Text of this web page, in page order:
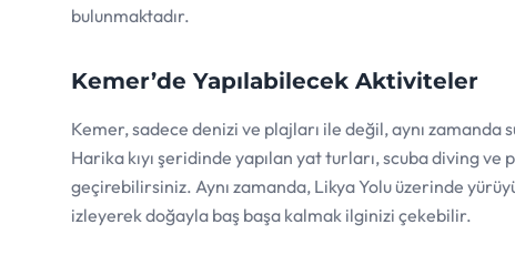
bulunmaktadır.
Kemer’de Yapılabilecek Aktiviteler
Kemer, sadece denizi ve plajları ile değil, aynı
Harika kıyı şeridinde yapılan yat turları, scuba diving
geçirebilirsiniz. Aynı zamanda, Likya Yolu üzerinde
izleyerek doğayla baş başa kalmak ilginizi çekebilir.